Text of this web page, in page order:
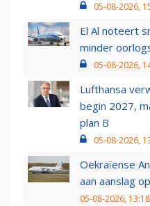
05-08-2026,
El Al noteert
minder
05-08-2026,
Lufthansa
begin 2027,
plan B
05-08-2026,
Oekraïense
aan aanslag
05-08-2026, 13:18